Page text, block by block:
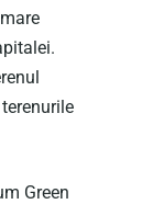
Green